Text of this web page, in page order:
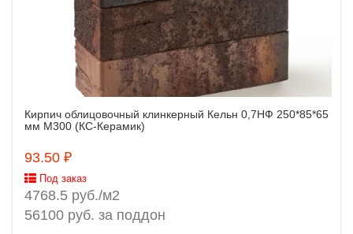
Заказать
Кирпич облицовочный клинкерный Кельн 0,7НФ 250*85*65
мм М300 (КС-Керамик)
93.50 ₽
Под заказ
4768.5 руб./м2
56100 руб. за поддон